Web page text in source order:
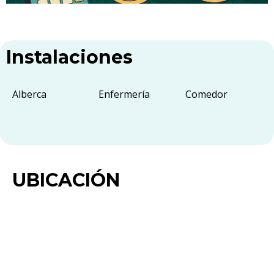
Instalaciones
Alberca Enfermería Comedor
UBICACIÓN